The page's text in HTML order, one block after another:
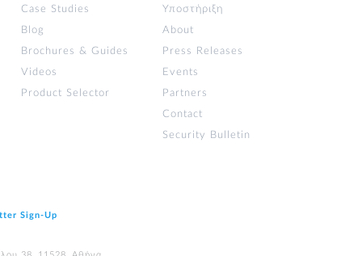
Case Studies
Blog
Brochures & Guides
Videos
Product Selector
Υποστήριξη
About
Press Releases
Events
Partners
Contact
Security Bulletin
Sign‑Up